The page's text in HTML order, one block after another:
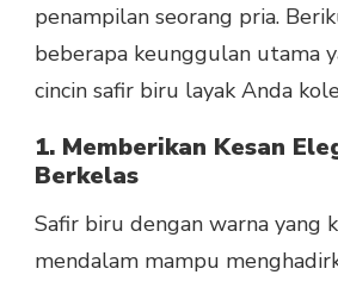
penampilan seorang pria.
beberapa keunggulan utama
cincin safir biru layak Anda
1. Memberikan Kesan
Berkelas
Safir biru dengan warna yang
mendalam mampu